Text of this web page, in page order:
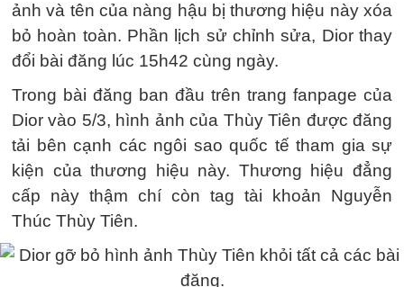
ảnh và tên của nàng hậu bị thương hiệu này xóa
bỏ hoàn toàn. Phần lịch sử chỉnh sửa, Dior thay
đổi bài đăng lúc 15h42 cùng ngày.
Trong bài đăng ban đầu trên trang fanpage của
Dior vào 5/3, hình ảnh của Thùy Tiên được đăng
tải bên cạnh các ngôi sao quốc tế tham gia sự
kiện của thương hiệu này. Thương hiệu đẳng
cấp này thậm chí còn tag tài khoản Nguyễn
Thúc Thùy Tiên.